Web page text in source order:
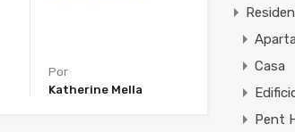
Por
Katherine Mella
Casa
Pent